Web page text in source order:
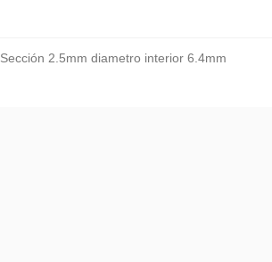
2.5mm diametro interior 6.4mm